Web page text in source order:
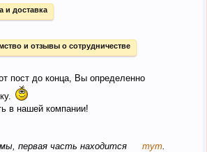
и доставка
и отзывы о сотрудничестве
пост до конца, Вы определенно
в нашей компании!
первая часть находится тут